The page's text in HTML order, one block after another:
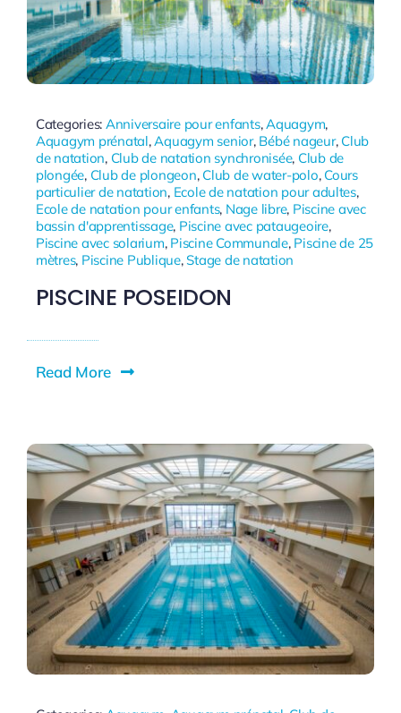
Categories: Anniversaire pour enfants,Aquagym,
Aquagym prénatal,Aquagym senior, Bébé nageur, Club
de natation, Club de natation synchronisée, Club de
plongée, Club de plongeon, Club de water-polo, Cours
particulier de natation, Ecole de natation pour adultes,
Ecole de natation pour enfants, Nage libre, Piscine avec
bassin d'apprentissage, Piscine avec pataugeoire,
Piscine avec solarium, Piscine Communale, Piscine de 25
mètres, Piscine Publique,Stage de natation
PISCINE POSEIDON
Read More